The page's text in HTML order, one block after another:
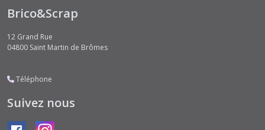
Brico&Scrap
12 Grand Rue
04800 Saint Martin de Brômes
Téléphone
Suivez nous